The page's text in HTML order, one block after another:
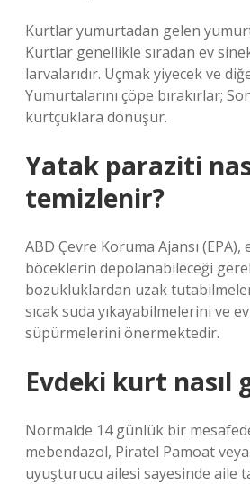
Kurtlar yumurtadan gelen
Kurtlar genellikle sıradan ev
larvalarıdır. Uçmak yiyecek ve
Yumurtalarını çöpe bırakırlar;
kurtçuklara dönüşür.
Yatak paraziti
temizlenir?
ABD Çevre Koruma Ajansı (EPA),
böceklerin depolanabileceği
bozukluklardan uzak
sıcak suda yıkayabilmelerini ve
süpürmelerini önermektedir.
Evdeki kurt nasıl
Normalde 14 günlük bir
mebendazol, Piratel Pamoat
uyuşturucu ailesi sayesinde aile